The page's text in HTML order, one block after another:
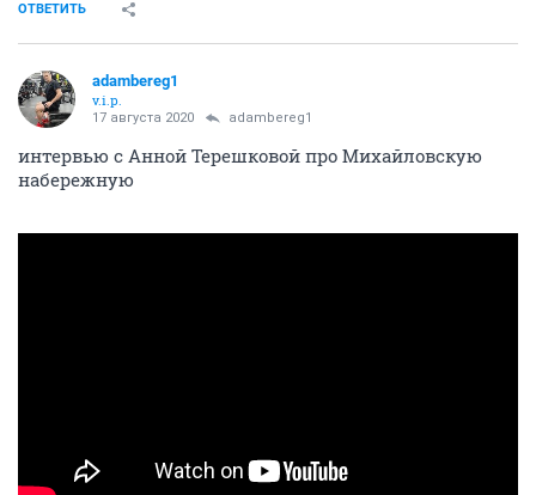
ОТВЕТИТЬ
adambereg1
v.i.p.
17 августа 2020 adambereg1
интервью с Анной Терешковой про Михайловскую
набережную